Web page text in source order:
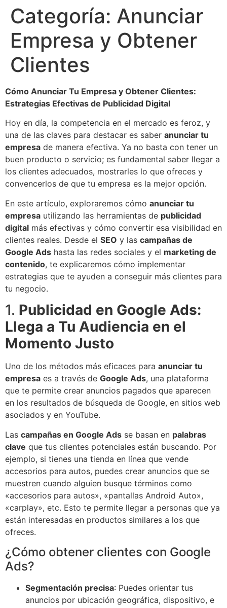
Categoría: Anunciar
Empresa y Obtener
Clientes
Cómo Anunciar Tu Empresa y Obtener Clientes:
Estrategias Efectivas de Publicidad Digital
Hoy en día, la competencia en el mercado es feroz, y
una de las claves para destacar es saber anunciar tu
empresa de manera efectiva. Ya no basta con tener un
buen producto o servicio; es fundamental saber llegar a
los clientes adecuados, mostrarles lo que ofreces y
convencerlos de que tu empresa es la mejor opción.
En este artículo, exploraremos cómo anunciar tu
empresa utilizando las herramientas de publicidad
digital más efectivas y cómo convertir esa visibilidad en
clientes reales. Desde el SEO y las campañas de
Google Ads hasta las redes sociales y el marketing de
contenido, te explicaremos cómo implementar
estrategias que te ayuden a conseguir más clientes para
tu negocio.
1. Publicidad en Google Ads:
Llega a Tu Audiencia en el
Momento Justo
Uno de los métodos más eficaces para anunciar tu
empresa es a través de Google Ads, una plataforma
que te permite crear anuncios pagados que aparecen
en los resultados de búsqueda de Google, en sitios web
asociados y en YouTube.
Las campañas en Google Ads se basan en palabras
clave que tus clientes potenciales están buscando. Por
ejemplo, si tienes una tienda en línea que vende
accesorios para autos, puedes crear anuncios que se
muestren cuando alguien busque términos como
«accesorios para autos», «pantallas Android Auto»,
«carplay», etc. Esto te permite llegar a personas que ya
están interesadas en productos similares a los que
ofreces.
¿Cómo obtener clientes con Google
Ads?
Segmentación precisa: Puedes orientar tus
anuncios por ubicación geográfica, dispositivo, e